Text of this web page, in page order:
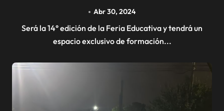
Abr 30, 2024
Será la 14° edición de la Feria Educativa y tendrá un
espacio exclusivo de formación...